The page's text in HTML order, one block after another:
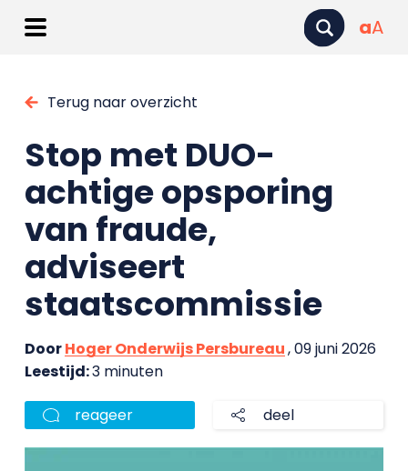
aA
Terug naar overzicht
Stop met DUO-
achtige opsporing
van fraude,
adviseert
staatscommissie
DoorHoger Onderwijs Persbureau, 09 juni 2026
Leestijd:3 minuten
reageer deel